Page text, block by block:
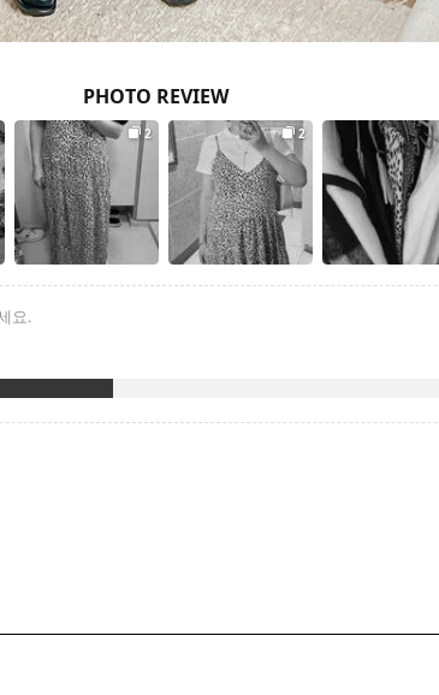
제휴/광고문의
구매금액별사은품